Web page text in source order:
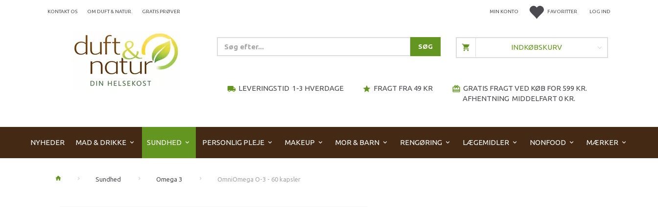
FAVORITTER LOG IND
MIN KONTO
KONTAKT OS OM DUFT & NATUR. GRATIS PRØVER
SØG
local_shipping LEVERINGSTID 1-3 HVERDAGE star FRAGT FRA 49 KR redeem GRATIS FRAGT VED KØB FOR 599 KR.
AFHENTNING MIDDELFART 0 KR.
INDKØBSKURV
NYHEDER MAD & DRIKKE SUNDHED PERSONLIG PLEJE MAKEUP MOR & BARN RENGØRING LÆGEMIDLER NONFOOD MÆRKER
Sundhed Omega 3 OmniOmega O-3 - 60 kapsler